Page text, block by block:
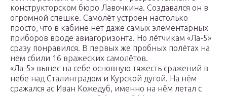
конструкторском бюро Лавочкина. Создавался он в
огромной спешке. Самолёт устроен настолько
просто, что в кабине нет даже самых элементарных
приборов вроде авиагоризонта. Но лётчикам «Ла-5»
сразу понравился. В первых же пробных полётах на
нём сбили 16 вражеских самолётов.
«Ла-5» вынес на себе основную тяжесть сражений в
небе над Сталинградом и Курской дугой. На нём
сражался ас Иван Кожедуб, именно на нём летал с